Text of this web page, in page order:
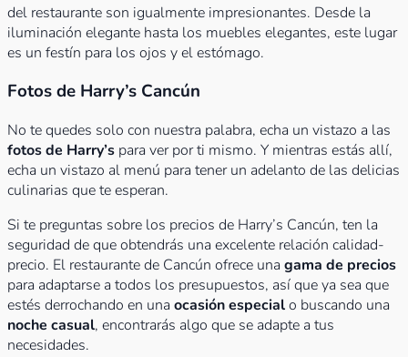
del restaurante son igualmente impresionantes. Desde la
iluminación elegante hasta los muebles elegantes, este lugar
es un festín para los ojos y el estómago.
Fotos de Harry’s Cancún
No te quedes solo con nuestra palabra, echa un vistazo a las
fotos de Harry’s para ver por ti mismo. Y mientras estás allí,
echa un vistazo al menú para tener un adelanto de las delicias
culinarias que te esperan.
Si te preguntas sobre los precios de Harry’s Cancún, ten la
seguridad de que obtendrás una excelente relación calidad-
precio. El restaurante de Cancún ofrece una gama de precios
para adaptarse a todos los presupuestos, así que ya sea que
estés derrochando en una ocasión especialo buscando una
noche casual, encontrarás algo que se adapte a tus
necesidades.